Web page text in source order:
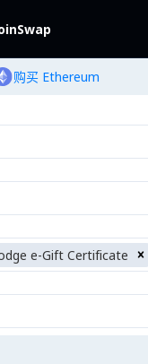
购买 Ethereum
e-Gift Certificate